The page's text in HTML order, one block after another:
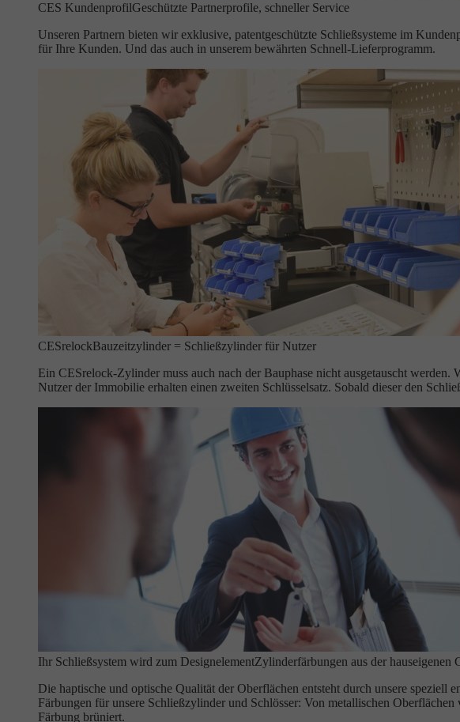
CES KundenprofilGeschützte Partnerprofile, schneller Service
Unseren Partnern bieten wir exklusive, patentgeschützte Schließsysteme im
für Ihre Kunden. Und das auch in unserem bewährten Schnell-Lieferprogramm.
CESrelockBauzeitzylinder = Schließzylinder für Nutzer
Ein CESrelock-Zylinder muss auch nach der Bauphase nicht ausgetauscht
Nutzer der Immobilie erhalten einen zweiten Schlüsselsatz. Sobald dieser den
Ihr Schließsystem wird zum DesignelementZylinderfärbungen aus der hauseigenen
Die haptische und optische Qualität der Oberflächen entsteht durch unsere
Färbungen für unsere Schließzylinder und Schlösser: Von metallischen
Färbung brüniert.